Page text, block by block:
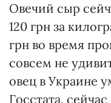
Овечий сыр
120 грн за
грн во время
совсем не
овец в Украине
Госстата,